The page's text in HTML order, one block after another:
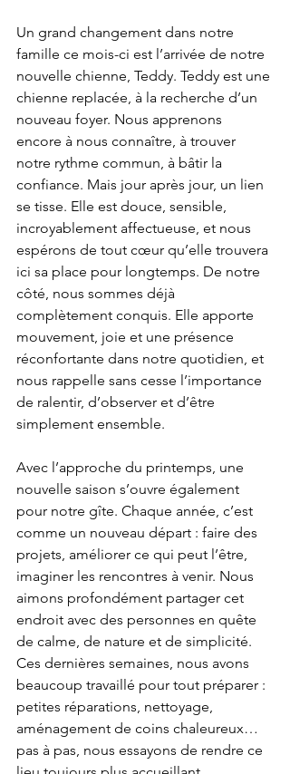
Un grand changement dans notre
famille ce mois-ci est l’arrivée de notre
nouvelle chienne, Teddy. Teddy est une
chienne replacée, à la recherche d’un
nouveau foyer. Nous apprenons
encore à nous connaître, à trouver
notre rythme commun, à bâtir la
confiance. Mais jour après jour, un lien
se tisse. Elle est douce, sensible,
incroyablement affectueuse, et nous
espérons de tout cœur qu’elle trouvera
ici sa place pour longtemps. De notre
côté, nous sommes déjà
complètement conquis. Elle apporte
mouvement, joie et une présence
réconfortante dans notre quotidien, et
nous rappelle sans cesse l’importance
de ralentir, d’observer et d’être
simplement ensemble.
Avec l’approche du printemps, une
nouvelle saison s’ouvre également
pour notre gîte. Chaque année, c’est
comme un nouveau départ : faire des
projets, améliorer ce qui peut l’être,
imaginer les rencontres à venir. Nous
aimons profondément partager cet
endroit avec des personnes en quête
de calme, de nature et de simplicité.
Ces dernières semaines, nous avons
beaucoup travaillé pour tout préparer :
petites réparations, nettoyage,
aménagement de coins chaleureux…
pas à pas, nous essayons de rendre ce